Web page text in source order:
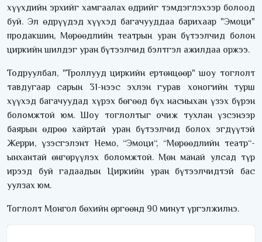
хүүхдийн эрхийг хамгаалах өдрийг тэмдэглэхээр болоод
буй. Эл өдрүүдэд хүүхэд багачууддаа барихаар "Эмоци"
продакшин, Мөрөөдлийн театрын уран бүтээлчид болон
циркийн шилдэг уран бүтээлчид бэлтгэл ажилдаа оржээ.
Тодруулбал, "Троллууд циркийн ертөнцөөр" шоу тоглолт
тавдугаар сарын 31-нээс эхлэн гурав хоногийн турш
хүүхэд багачуудад хүрэх бөгөөд бүх насныхан үзэх бүрэн
боломжтой юм. Шоу тоглолтыг очиж тухлан үзсэнээр
баярын өдрөө хайртай уран бүтээлчид болох эгдүүтэй
Жерри, үзэсгэлэнт Немо, “Эмоци“, “Мөрөөдлийн театр“-
ынхантай өнгөрүүлэх боломжтой. Мөн манай улсад түр
ирээд буй гадаадын Циркийн уран бүтээлчидтэй бас
уулзах юм.
Тоглолт Монгол бөхийн өргөөнд 90 минут үргэлжилнэ.